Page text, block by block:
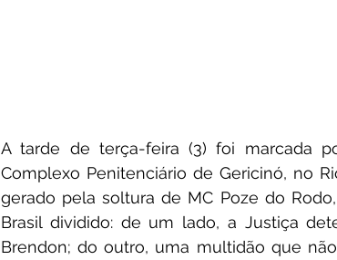
A tarde de terça-feira (3) foi marcada
Complexo Penitenciário de Gericinó, no
gerado pela soltura de MC Poze do
Brasil dividido: de um lado, a Justiça
Brendon; do outro, uma multidão que